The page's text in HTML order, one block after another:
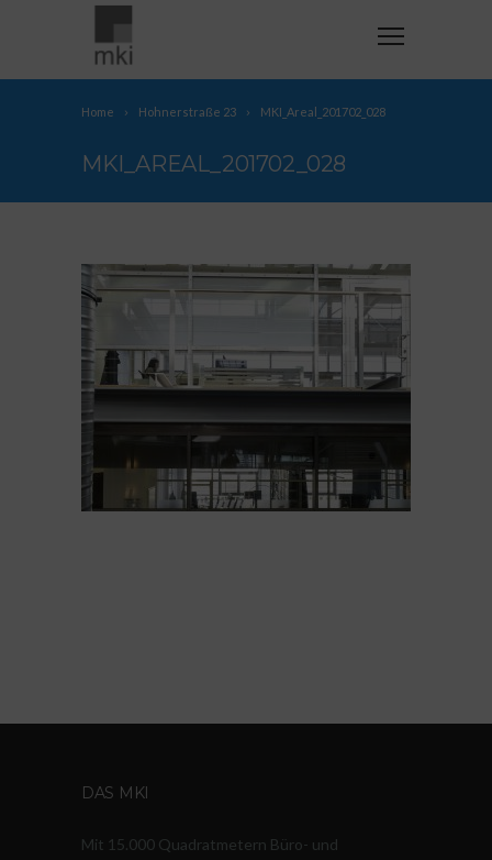
Home Hohnerstraße 23 MKI_Areal_201702_028
MKI_AREAL_201702_028
DAS MKI
Mit 15.000 Quadratmetern Büro- und